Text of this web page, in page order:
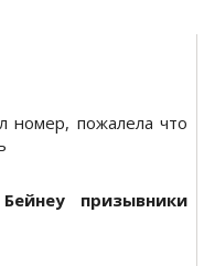
номер, пожалела что
призывники